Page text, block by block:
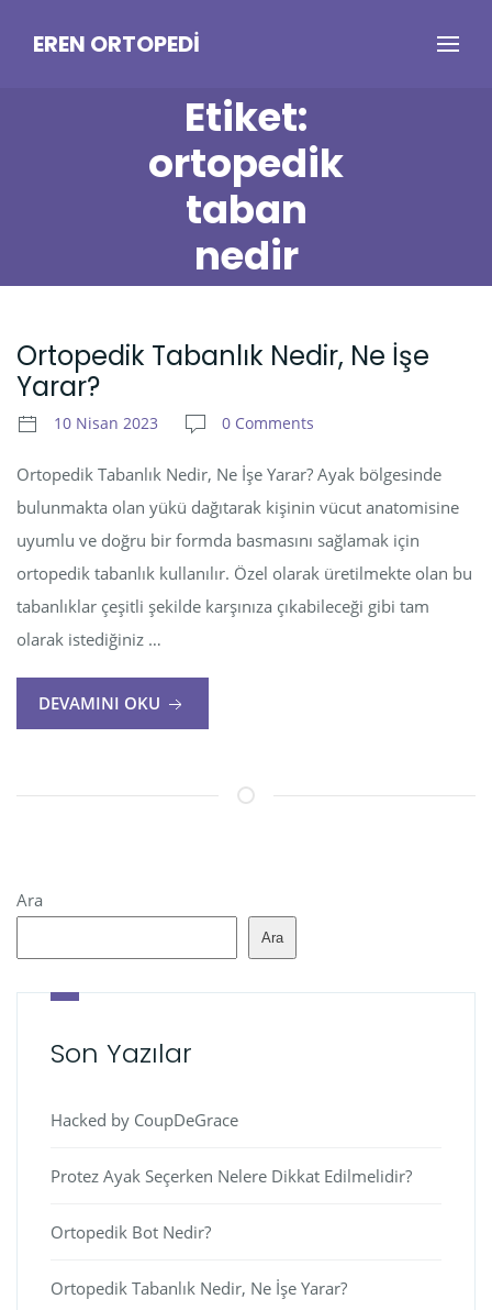
EREN ORTOPEDI
Etiket:
ortopedik
taban
nedir
Ortopedik Tabanlık Nedir, Ne İşe
Yarar?
10 Nisan 2023 0 Comments
Ortopedik Tabanlık Nedir, Ne İşe Yarar? Ayak bölgesinde
bulunmakta olan yükü dağıtarak kişinin vücut anatomisine
uyumlu ve doğru bir formda basmasını sağlamak için
ortopedik tabanlık kullanılır. Özel olarak üretilmekte olan bu
tabanlıklar çeşitli şekilde karşınıza çıkabileceği gibi tam
olarak istediğiniz …
DEVAMINI OKU
Ara
Ara
Son Yazılar
Hacked by CoupDeGrace
Protez Ayak Seçerken Nelere Dikkat Edilmelidir?
Ortopedik Bot Nedir?
Ortopedik Tabanlık Nedir, Ne İşe Yarar?